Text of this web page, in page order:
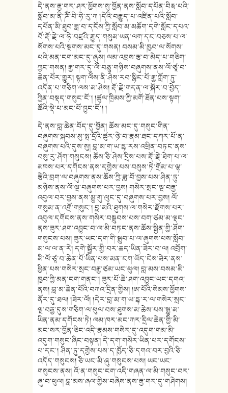
དེ་ནས་རྒྱ་གར་ཤར་ཕྱོགས་སུ་བྱོན་ནས་སློབ་དཔོན་བིརྺ་པའི་
སློབ་མ་ནི་ཌོཾ་བི་ཧེ་རུ་ཀ །དེའི་བརྒྱུད་པ་འཛིན་པའི་སློབ་
དཔོན་མི་ཐུབ་ཟླ་བ་དངོས་ཀྱི་སློབ་མ་མཆོག་དགེ་སློང་དཔའ་
བོ་རྡོ་རྗེ་ལ་ཧེ་བཛྲའི་རྒྱུད་གསུམ་ཡན་ལག་དང་བཅས་པ་ལ་
སོགས་པའི་སྔགས་མང་དུ་གསན། བསམ་མི་ཁྱབ་ལ་སོགས་
པའི་མན་ངག་མང་དུ་ཞུས། ལམ་འབྲས་རྩ་བ་མེད་པ་གཅིག་
ཀྱང་གསན། རྒྱ་གར་དུ་ལོ་བཅུ་གཉིས་བཞུགས་ནས་ལོ་ཙཱ་བ་
ཆེན་པོར་གྱུར། སྟག་ལོས་ནི་ཤེས་རབ་སྙིང་པོ་རྒྱ་ཀློག་ཏུ་
འདོན་པ་གཅིག་ལས་མ་ཤེས། རྡོ་རྗེ་གདན་ལ་སྐོར་བ་བྱེད་
ཀྱིན་བསྡད་གསུང་ངོ༌། །ཚུལ་ཁྲིམས་ཀྱི་མགོ་ཐོན་པས་སྟག་
ཚོའི་སྡེ་པ་མང་པོ་བྱུང་ངོ༌། །
དེ་ནས་བླ་ཆེན་བོད་དུ་བྱོན། ཆོས་མང་དུ་གསུང་གིན་
བཞུགས་སྐབས་སུ་སྤ་དྲོའི་ཚུར་ཉེ་བ་རྣམ་ཐང་དཀར་པོ་ན་
བཞུགས་པའི་དུས་སུ། བླ་མ་ག་ཡ་དྷ་རས་འཕྲིན་བཏང་ནས་
བསུ་རུ་ཤོག་གསུངས། ཆོས་ཅི་ཤེས་དྲིས་པས་རྡོ་རྗེ་ཐེག་པ་ལ་
མཁས་པར་དགོངས་ནས་དགྱེས་པས་བསུས་ཏེ་གྲོམ་པ་ལྷ་
རྩེའི་བྲག་ལ་བཞུགས་ནས་ཆོས་ཀྱི་ཟླ་བོ་བྱས་པས་ཤིན་ཏུ་
མཉེས་ནས་ལོ་ལྔ་བཞུགས་པར་བྱས། གསེར་སྲང་ལྔ་བརྒྱ་
འབུལ་བར་བྱས་ནས་མྱུ་གུ་ལུང་དུ་བཞུགས་པར་བྱས། ལོ་
གསུམ་ན་འགྲོ་གསུང༌། བླ་མའི་ཐུགས་ལ་གསེར་རྫོགས་པར་
འབུལ་དགོངས་ནས་གསེར་བསྒྲུབས་པས་བག་ཙམ་མ་ལྡང་
ནས་ཟུར་ཤག་འབྱུང་བ་ལ་མི་བཏང་ནས་ཆོས་སྦྱིན་གྱི་ཤོག་
གསུངས་པས། ཟུར་ཡང་དག་གི་སྒྲུབ་པ་ལ་ཞུགས་པས་སློབ་
མ་ལ་ལ་ན་རེ། དགེ་སྦྱོར་གྱི་བར་ཆད་ཡིན་ཟེར་བ་ལ། འབྲོག་
མི་ལོ་ཙཱ་བ་ཆེན་པོ་ཡིན་པས་མན་ངག་ཡོད་ངེས་ཟེར་ནས་
ཕྱིན་པས་གསེར་སྲང་བརྒྱ་ཙམ་ཡང་ཕུལ། བླ་མས་བསམ་མི་
ཁྱབ་ཀྱི་མན་ངག་གནང༌། ཟུར་པོ་ཆེ་ཤག་འབྱུང་ཡང་དགའ་
ནས། བླ་མ་ཆེན་པོའི་བཀའ་དྲིན་གྱིས། །ཨ་པོའི་སེམས་ཕྱོགས་
ནོར་དུ་ཐལ། །ཟེར་ལོ། །དེར་བླ་མ་ག་ཡ་དྷ་ར་ལ་གསེར་སྲང་
ལྔ་བརྒྱ་དུས་གཅིག་ལ་ཕུལ་བས་ཐུགས་མ་ཆེས་པས་སྒྱུ་མ་
ཡིན་ནམ་དགོངས་ཏེ། ལམ་ཁར་མང་ཀར་དྲིལ་ཆེན་གྱི་མི་
མང་སར་བྱོན་ཅིང་འདི་རྣམས་གསེར་དུ་འདུག་གམ་མི་
འདུག་གསུང་ཞིང་བསྟན། དེ་དག་གསེར་ཡིན་པར་དགོངས་
པ་དང༌། ཤིན་ཏུ་དགྱེས་པས་ད་ཁྱོད་ཅི་དགའ་བར་བྱའི་ཅི་
འདོད་གསུངས། ཅི་ཡང་མི་ཞུ་གསུངས་པས། ཡང་ཡང་
གསུངས་ནས། འོ་ན་གསུང་ངག་འདི་གཞན་ལ་མི་གསུང་བར་
ཞུ་བ་ཕུལ། བླ་མས་ཞལ་གྱིས་བཞེས་ནས་རྒྱ་གར་དུ་གཤེགས།